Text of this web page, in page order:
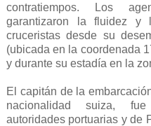
contratiempos. Los
garantizaron la fluidez y
cruceristas desde su
(ubicada en la coordenada
y durante su estadía en la
El capitán de la
nacionalidad suiza,
autoridades portuarias y de